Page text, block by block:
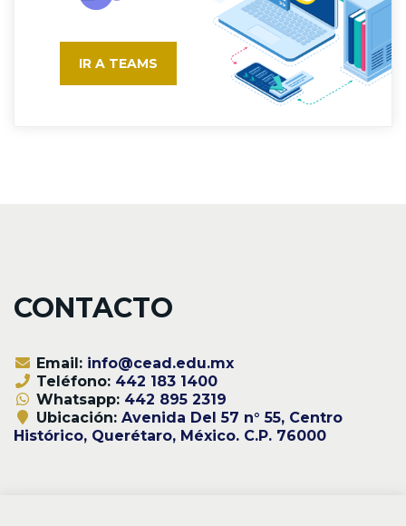
IR A TEAMS
CONTACTO
Email: info@cead.edu.mx
Teléfono: 442 183 1400
Whatsapp: 442 895 2319
Ubicación: Avenida Del 57 n° 55, Centro
Histórico, Querétaro, México. C.P. 76000